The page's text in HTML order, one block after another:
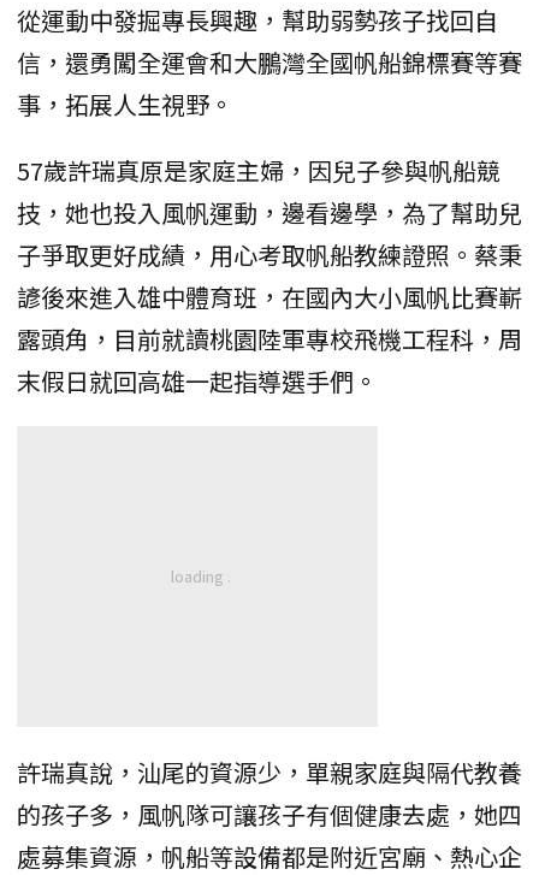
從運動中發掘專長興趣，幫助弱勢孩子找回自
信，還勇闖全運會和大鵬灣全國帆船錦標賽等賽
事，拓展人生視野。
57歲許瑞真原是家庭主婦，因兒子參與帆船競
技，她也投入風帆運動，邊看邊學，為了幫助兒
子爭取更好成績，用心考取帆船教練證照。蔡秉
諺後來進入雄中體育班，在國內大小風帆比賽嶄
露頭角，目前就讀桃園陸軍專校飛機工程科，周
末假日就回高雄一起指導選手們。
許瑞真說，汕尾的資源少，單親家庭與隔代教養
的孩子多，風帆隊可讓孩子有個健康去處，她四
處募集資源，帆船等設備都是附近宮廟、熱心企